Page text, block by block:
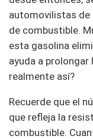
automovilistas de
de combustible.
esta gasolina
ayuda a prolongar
realmente así?
Recuerde que el
que refleja la
combustible.